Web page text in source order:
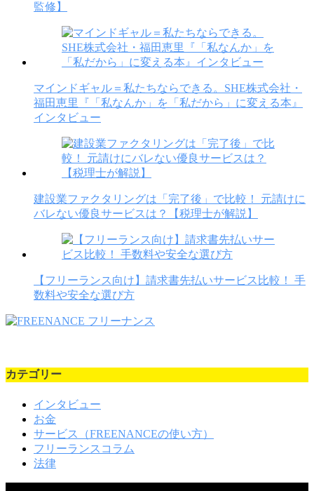
監修】
マインドギャル＝私たちならできる。SHE株式会社・
福田恵里『「私なんか」を「私だから」に変える本』
インタビュー
建設業ファクタリングは「完了後」で比較！ 元請けに
バレない優良サービスは？【税理士が解説】
【フリーランス向け】請求書先払いサービス比較！ 手
数料や安全な選び方
カテゴリー
インタビュー
お金
サービス（FREENANCEの使い方）
フリーランスコラム
法律